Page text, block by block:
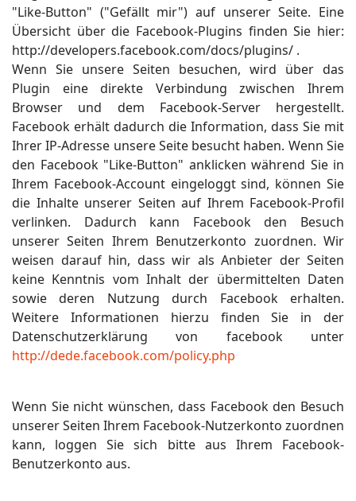
"Like-Button" ("Gefällt mir") auf unserer Seite. Eine
Übersicht über die Facebook-Plugins finden Sie hier:
http://developers.facebook.com/docs/plugins/ .
Wenn Sie unsere Seiten besuchen, wird über das
Plugin eine direkte Verbindung zwischen Ihrem
Browser und dem Facebook-Server hergestellt.
Facebook erhält dadurch die Information, dass Sie mit
Ihrer IP-Adresse unsere Seite besucht haben. Wenn Sie
den Facebook "Like-Button" anklicken während Sie in
Ihrem Facebook-Account eingeloggt sind, können Sie
die Inhalte unserer Seiten auf Ihrem Facebook-Profil
verlinken. Dadurch kann Facebook den Besuch
unserer Seiten Ihrem Benutzerkonto zuordnen. Wir
weisen darauf hin, dass wir als Anbieter der Seiten
keine Kenntnis vom Inhalt der übermittelten Daten
sowie deren Nutzung durch Facebook erhalten.
Weitere Informationen hierzu finden Sie in der
Datenschutzerklärung von facebook unter
http://dede.facebook.com/policy.php
Wenn Sie nicht wünschen, dass Facebook den Besuch
unserer Seiten Ihrem Facebook-Nutzerkonto zuordnen
kann, loggen Sie sich bitte aus Ihrem Facebook-
Benutzerkonto aus.